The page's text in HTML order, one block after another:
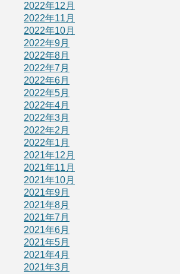
2022年12月
2022年11月
2022年10月
2022年9月
2022年8月
2022年7月
2022年6月
2022年5月
2022年4月
2022年3月
2022年2月
2022年1月
2021年12月
2021年11月
2021年10月
2021年9月
2021年8月
2021年7月
2021年6月
2021年5月
2021年4月
2021年3月